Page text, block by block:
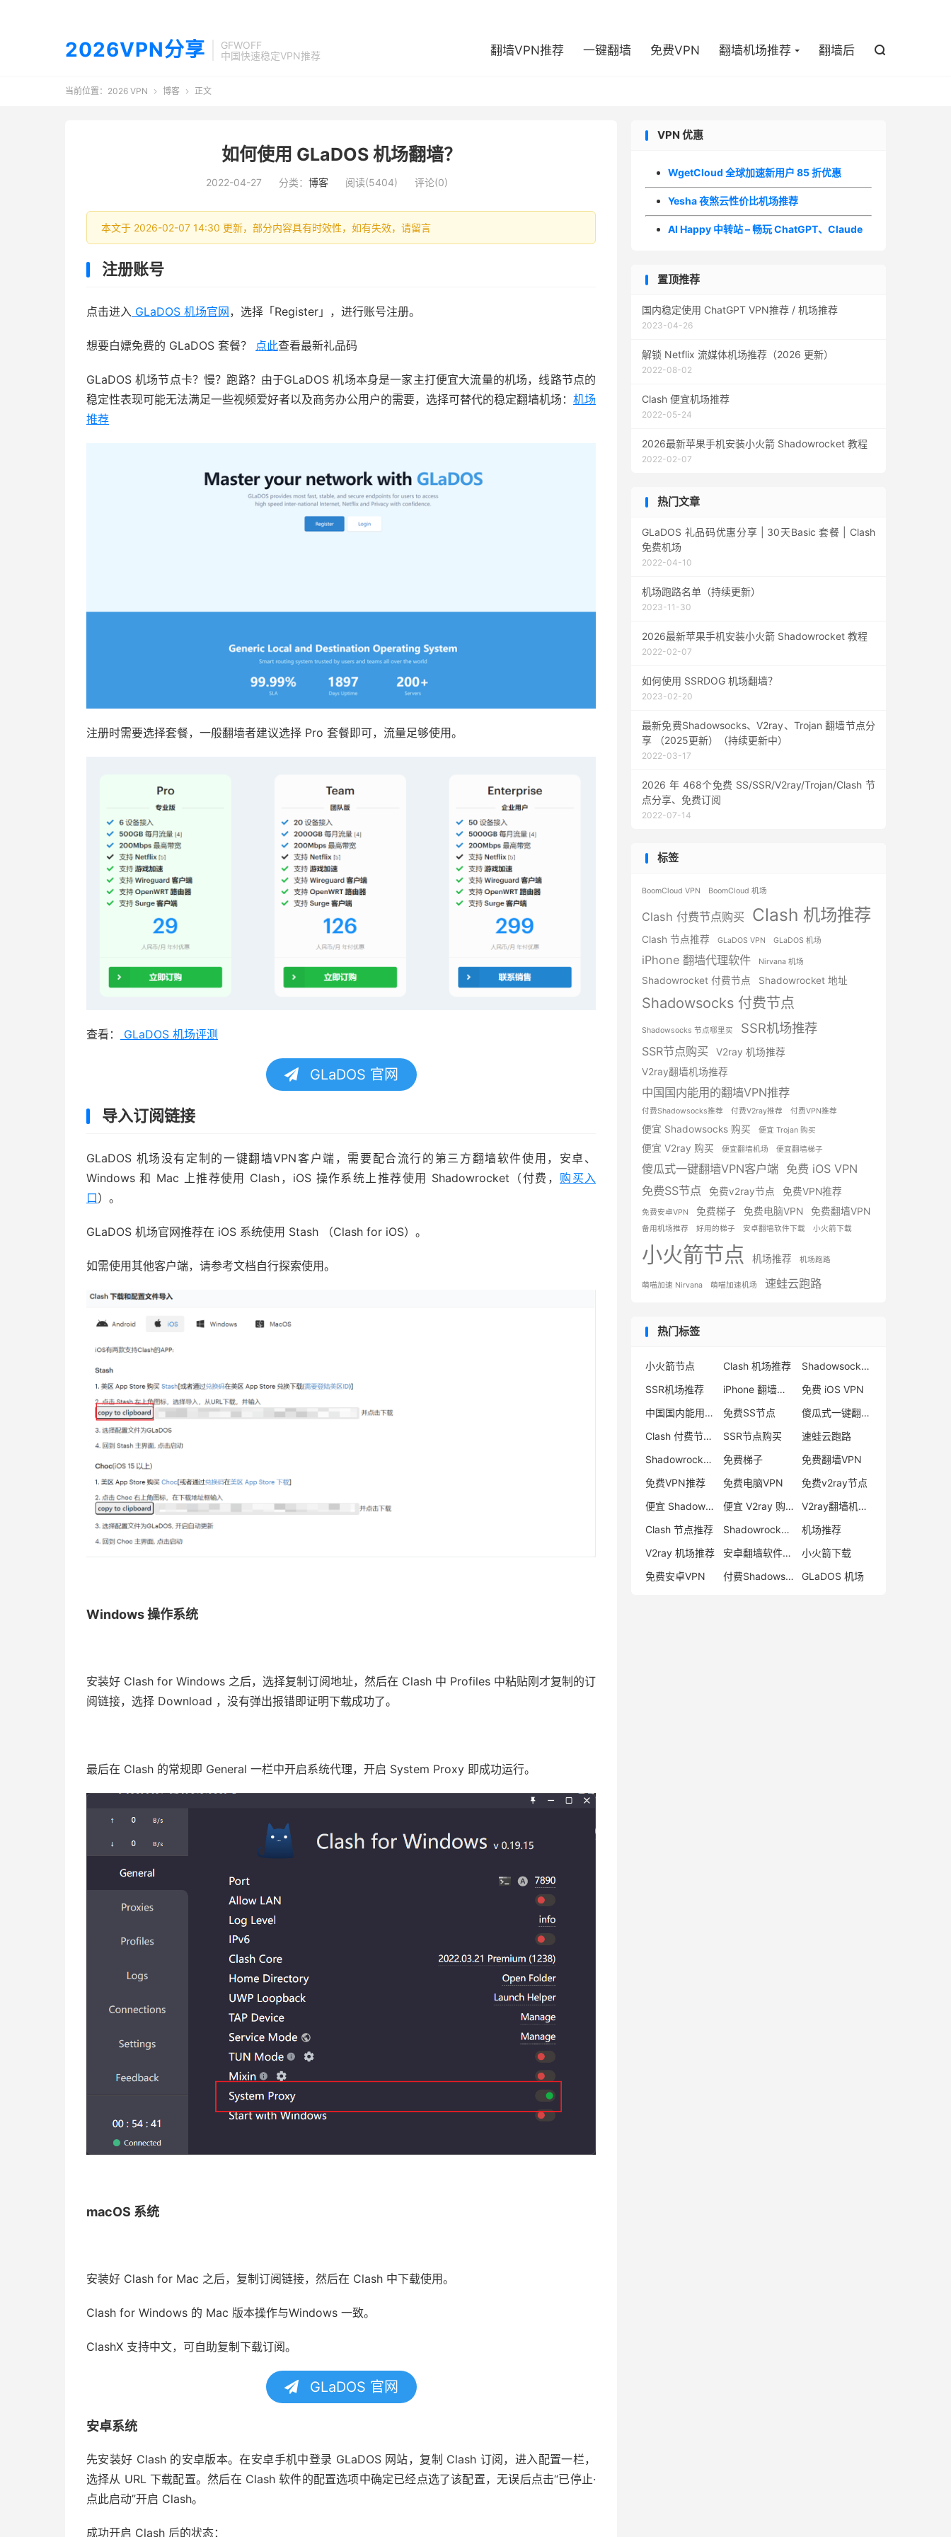
2026VPN分享
GFWOFF
中国快速稳定VPN推荐
翻墙VPN推荐 一键翻墙 免费VPN 翻墙机场推荐 翻墙后 
当前位置： 2026 VPN  博客  正文
如何使用 GLaDOS 机场翻墙？
2022-04-27 分类： 博客 阅读(5404) 评论(0)
本文于 2026-02-07 14:30 更新，部分内容具有时效性，如有失效，请留言
注册账号
点击进入 GLaDOS 机场官网 ，选择「Register」，进行账号注册。
想要白嫖免费的 GLaDOS 套餐？ 点此查看最新礼品码
GLaDOS 机场节点卡？慢？跑路？由于GLaDOS 机场本身是一家主打便宜大流量的机场，线路节点的
稳定性表现可能无法满足一些视频爱好者以及商务办公用户的需要，选择可替代的稳定翻墙机场： 机场
推荐
注册时需要选择套餐，一般翻墙者建议选择 Pro 套餐即可，流量足够使用。
查看： GLaDOS 机场评测
GLaDOS 官网
导入订阅链接
GLaDOS 机场没有定制的一键翻墙VPN客户端，需要配合流行的第三方翻墙软件使用，安卓、
Windows 和 Mac 上推荐使用 Clash，iOS 操作系统上推荐使用 Shadowrocket（付费， 购买入
口）。
GLaDOS 机场官网推荐在 iOS 系统使用 Stash （Clash for iOS）。
如需使用其他客户端，请参考文档自行探索使用。
Windows 操作系统
安装好 Clash for Windows 之后，选择复制订阅地址，然后在 Clash 中 Profiles 中粘贴刚才复制的订
阅链接，选择 Download ，没有弹出报错即证明下载成功了。
最后在 Clash 的常规即 General 一栏中开启系统代理，开启 System Proxy 即成功运行。
macOS 系统
安装好 Clash for Mac 之后，复制订阅链接，然后在 Clash 中下载使用。
Clash for Windows 的 Mac 版本操作与Windows 一致。
ClashX 支持中文，可自助复制下载订阅。
GLaDOS 官网
安卓系统
先安装好 Clash 的安卓版本。在安卓手机中登录 GLaDOS 网站，复制 Clash 订阅，进入配置一栏，
选择从 URL 下载配置。然后在 Clash 软件的配置选项中确定已经点选了该配置，无误后点击“已停止·
点此启动”开启 Clash。
成功开启 Clash 后的状态：
VPN 优惠
WgetCloud 全球加速新用户 85 折优惠
Yesha 夜煞云性价比机场推荐
AI Happy 中转站 – 畅玩 ChatGPT、Claude
置顶推荐
国内稳定使用 ChatGPT VPN推荐 / 机场推荐
2023-04-26
解锁 Netflix 流媒体机场推荐（2026 更新）
2022-08-02
Clash 便宜机场推荐
2022-05-24
2026最新苹果手机安装小火箭 Shadowrocket 教程
2022-02-07
热门文章
GLaDOS 礼品码优惠分享 | 30天Basic 套餐 | Clash
免费机场
2022-04-10
机场跑路名单（持续更新）
2023-11-30
2026最新苹果手机安装小火箭 Shadowrocket 教程
2022-02-07
如何使用 SSRDOG 机场翻墙？
2023-02-20
最新免费Shadowsocks、V2ray、Trojan 翻墙节点分
享 （2025更新）（持续更新中）
2022-03-17
2026 年 468个免费 SS/SSR/V2ray/Trojan/Clash 节
点分享、免费订阅
2022-07-14
标签
BoomCloud VPN BoomCloud 机场
Clash 付费节点购买 Clash 机场推荐
Clash 节点推荐 GLaDOS VPN GLaDOS 机场
iPhone 翻墙代理软件 Nirvana 机场
Shadowrocket 付费节点 Shadowrocket 地址
Shadowsocks 付费节点
Shadowsocks 节点哪里买 SSR机场推荐
SSR节点购买
V2ray 机场推荐
V2ray翻墙机场推荐
中国国内能用的翻墙VPN推荐
付费Shadowsocks推荐 付费V2ray推荐 付费VPN推荐
便宜 Shadowsocks 购买 便宜 Trojan 购买
便宜 V2ray 购买 便宜翻墙机场 便宜翻墙梯子
傻瓜式一键翻墙VPN客户端 免费 iOS VPN
免费SS节点
免费v2ray节点 免费VPN推荐
免费安卓VPN 免费梯子 免费电脑VPN 免费翻墙VPN
备用机场推荐 好用的梯子 安卓翻墙软件下载 小火箭下载
小火箭节点 机场推荐 机场跑路
萌喵加速 Nirvana 萌喵加速机场 速蛙云跑路
热门标签
小火箭节点 Clash 机场推荐
Shadowsocks 付费节点
SSR机场推荐
iPhone 翻墙代理软件
免费 iOS VPN
中国国内能用的翻墙VPN推荐
免费SS节点
傻瓜式一键翻墙VPN客户端
Clash 付费节点购买
SSR节点购买
速蛙云跑路
Shadowrocket 地址
免费梯子
免费翻墙VPN
免费VPN推荐
免费电脑VPN
免费v2ray节点
便宜 Shadowsocks 购买
便宜 V2ray 购买
V2ray翻墙机场推荐
Clash 节点推荐
Shadowrocket 付费节点
机场推荐
V2ray 机场推荐
安卓翻墙软件下载
小火箭下载
免费安卓VPN
付费Shadowsocks推荐 GLaDOS 机场